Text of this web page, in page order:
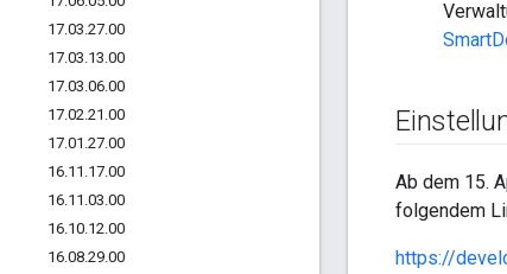
17.03.27.00
17.03.13.00
17.03.06.00
17.02.21 .00
17.01 .27.00
16.11 .17.00
16.11 .03.00
16.10.12.00
16.08.29.00
Ab dem 15.
folgendem
https://